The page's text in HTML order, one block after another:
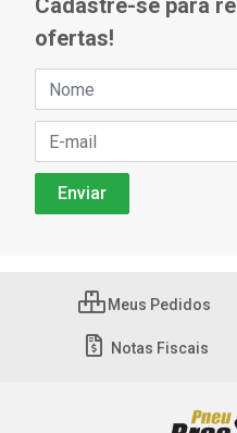
Cadastre-se para
ofertas!
Meus Pedidos
Notas Fiscais